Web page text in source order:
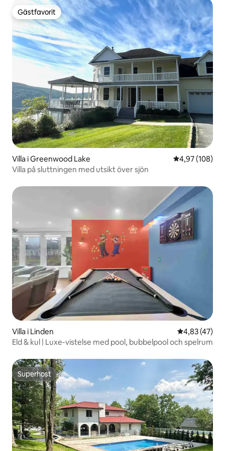
Gästfavorit
Gästfavorit
Villa i Greenwood Lake 4,97 av 5 i
4,97 (108)
Villa på sluttningen med utsikt över sjön
Villa i Linden 4,83 av 5 i
4,83 (47)
Eld & kul | Luxe-vistelse med pool, bubbelpool och spelrum
Superhost
Superhost